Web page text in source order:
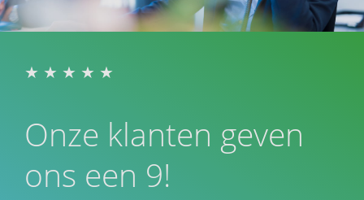
Onze klanten geven
ons een 9!